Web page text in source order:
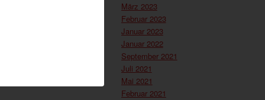
März 2023
Februar 2023
Januar 2023
Januar 2022
September 2021
Juli 2021
Mai 2021
Februar 2021